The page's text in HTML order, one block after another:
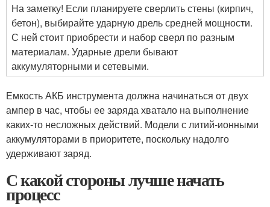
На заметку! Если планируете сверлить стены (кирпич,
бетон), выбирайте ударную дрель средней мощности.
С ней стоит приобрести и набор сверл по разным
материалам. Ударные дрели бывают
аккумуляторными и сетевыми.
Емкость АКБ инструмента должна начинаться от двух
ампер в час, чтобы ее заряда хватало на выполнение
каких-то несложных действий. Модели с литий-ионными
аккумуляторами в приоритете, поскольку надолго
удерживают заряд.
С какой стороны лучше начать
процесс